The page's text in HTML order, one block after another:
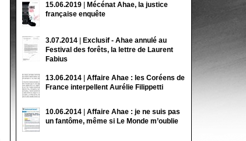
15.06.2019
Mécénat Ahae, la justice
française enquête
3.07.2014
Exclusif - Ahae annulé au
Festival des forêts, la lettre de Laurent
Fabius
13.06.2014
Affaire Ahae : les Coréens de
France interpellent Aurélie Filippetti
10.06.2014
Affaire Ahae : je ne suis pas
un fantôme, même si Le Monde m’oublie